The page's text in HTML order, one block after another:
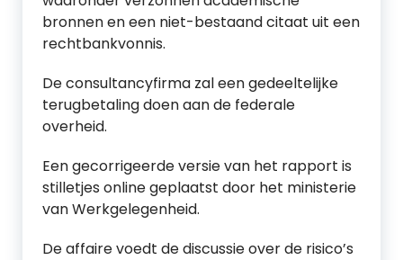
bronnen en een niet-bestaand citaat uit een
rechtbankvonnis.
De consultancyfirma zal een gedeeltelijke
terugbetaling doen aan de federale
overheid.
Een gecorrigeerde versie van het rapport is
stilletjes online geplaatst door het ministerie
van Werkgelegenheid.
De affaire voedt de discussie over de risico’s